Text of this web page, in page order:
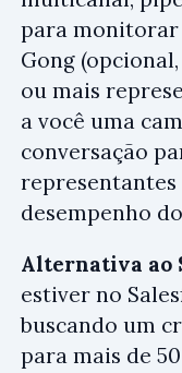
para monitorar
Gong
ou mais
a você uma
conversação
desempenho
Alternativa ao
estiver no
buscando um
para mais de